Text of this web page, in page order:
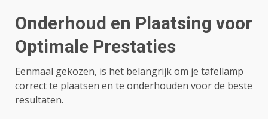
Onderhoud en Plaatsing voor
Optimale Prestaties
Eenmaal gekozen, is het belangrijk om je tafellamp
correct te plaatsen en te onderhouden voor de beste
resultaten.